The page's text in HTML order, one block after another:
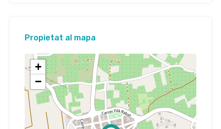
Propietat al mapa
+
−